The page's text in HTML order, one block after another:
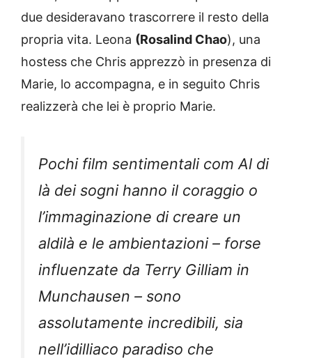
due desideravano trascorrere il resto della
propria vita. Leona (Rosalind Chao), una
hostess che Chris apprezzò in presenza di
Marie, lo accompagna, e in seguito Chris
realizzerà che lei è proprio Marie.
Pochi film sentimentali com Al di
là dei sogni hanno il coraggio o
l’immaginazione di creare un
aldilà e le ambientazioni – forse
influenzate da Terry Gilliam in
Munchausen – sono
assolutamente incredibili, sia
nell’idilliaco paradiso che